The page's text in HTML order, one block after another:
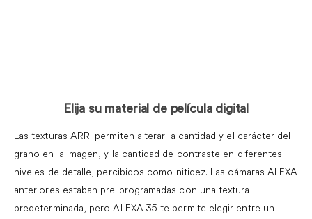
Elija su material de película digital
Las texturas ARRI permiten alterar la cantidad y el carácter del
grano en la imagen, y la cantidad de contraste en diferentes
niveles de detalle, percibidos como nitidez. Las cámaras ALEXA
anteriores estaban pre-programadas con una textura
predeterminada, pero ALEXA 35 te permite elegir entre un